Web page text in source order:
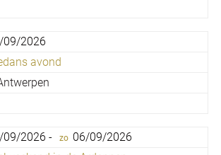
09/2026
avond
09/2026 - zo 06/09/2026